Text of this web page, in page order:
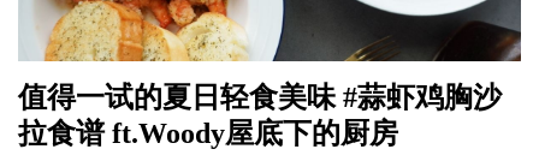
值得一试的夏日轻食美味 #蒜虾鸡胸沙
拉食谱 ft.Woody屋底下的厨房